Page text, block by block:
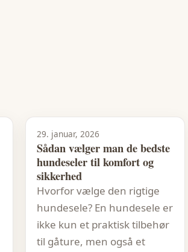
29. januar, 2026
Sådan vælger man de bedste
hundeseler til komfort og
sikkerhed
Hvorfor vælge den rigtige
hundesele? En hundesele er
ikke kun et praktisk tilbehør
til gåture, men også et